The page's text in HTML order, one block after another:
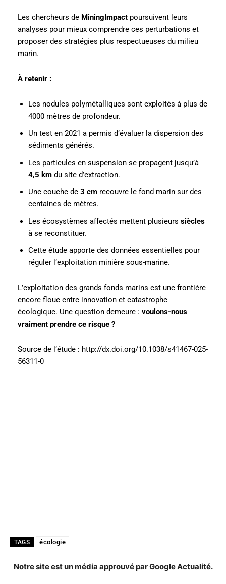
Les chercheurs de MiningImpact poursuivent leurs
analyses pour mieux comprendre ces perturbations et
proposer des stratégies plus respectueuses du milieu
marin.
À retenir :
Les nodules polymétalliques sont exploités à plus de
4000 mètres de profondeur.
Un test en 2021 a permis d’évaluer la dispersion des
sédiments générés.
Les particules en suspension se propagent jusqu’à
4,5 km du site d’extraction.
Une couche de 3 cm recouvre le fond marin sur des
centaines de mètres.
Les écosystèmes affectés mettent plusieurs siècles
à se reconstituer.
Cette étude apporte des données essentielles pour
réguler l’exploitation minière sous-marine.
L’exploitation des grands fonds marins est une frontière
encore floue entre innovation et catastrophe
écologique. Une question demeure : voulons-nous
vraiment prendre ce risque ?
Source de l’étude : http://dx.doi.org/10.1038/s41467-025-
56311-0
TAGS écologie
Notre site est un média approuvé par Google Actualité.